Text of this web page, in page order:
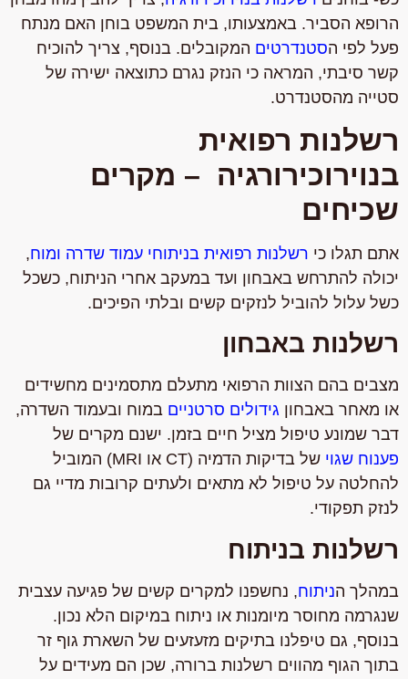
הרופא הסביר. באמצעותו, בית המשפט בוחן האם מנתח
פעל לפי הסטנדרטיםהמקובלים. בנוסף, צריך להוכיח
קשר סיבתי, המראה כי הנזק נגרם כתוצאה ישירה של
סטייה מהסטנדרט.
רשלנות רפואית
בנוירוכירורגיה – מקרים
שכיחים
אתם תגלו כי רשלנות רפואית בניתוחי עמוד שדרה ומוח,
יכולה להתרחש באבחון ועד במעקב אחרי הניתוח, כשכל
כשל עלול להוביל לנזקים קשים ובלתי הפיכים.
רשלנות באבחון
מצבים בהם הצוות הרפואי מתעלם מתסמינים מחשידים
או מאחר באבחוןגידולים סרטנייםבמוח ובעמוד השדרה,
דבר שמונע טיפול מציל חיים בזמן. ישנם מקרים של
פענוח שגוי
של בדיקות הדמיה (CT או MRI) המוביל
להחלטה על טיפול לא מתאים ולעתים קרובות מדיי גם
לנזק תפקודי.
רשלנות בניתוח
במהלך הניתוח, נחשפנו למקרים קשים של פגיעה עצבית
שנגרמה מחוסר מיומנות או ניתוח במיקום הלא נכון.
בנוסף, גם טיפלנו בתיקים מזעזעים של השארת גוף זר
בתוך הגוף מהווים רשלנות ברורה, שכן הם מעידים על